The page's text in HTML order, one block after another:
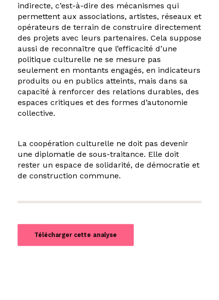
indirecte, c’est-à-dire des mécanismes qui
permettent aux associations, artistes, réseaux et
opérateurs de terrain de construire directement
des projets avec leurs partenaires. Cela suppose
aussi de reconnaître que l’efficacité d’une
politique culturelle ne se mesure pas
seulement en montants engagés, en indicateurs
produits ou en publics atteints, mais dans sa
capacité à renforcer des relations durables, des
espaces critiques et des formes d’autonomie
collective.
La coopération culturelle ne doit pas devenir
une diplomatie de sous-traitance. Elle doit
rester un espace de solidarité, de démocratie et
de construction commune.
Télécharger cette analyse